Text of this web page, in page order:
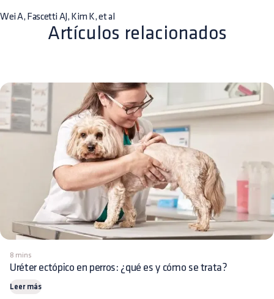
Wei A, Fascetti AJ, Kim K, et al
Artículos relacionados
8 mins
Uréter ectópico en perros: ¿qué es y cómo se trata?
Leer más